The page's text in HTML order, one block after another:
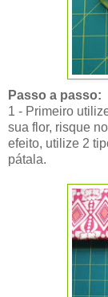
Passo a passo:
1 - Primeiro
sua flor, risque
efeito, utilize 2
pátala.